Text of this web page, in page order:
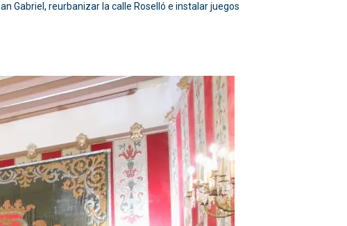
Gabriel, reurbanizar la calle Roselló e instalar juegos